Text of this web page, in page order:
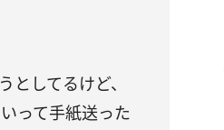
としてるけど、
って手紙送った